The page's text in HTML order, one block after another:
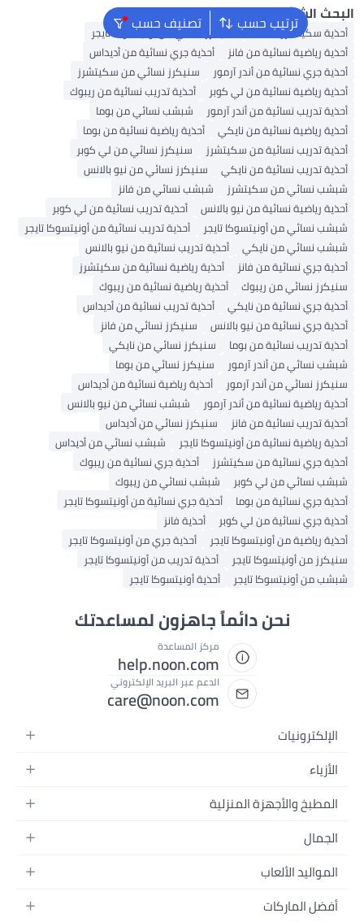
ترتيب حسب تصنيف حسب للنساء
سنيكرز نسائي من أونيتسوكا تايجر
نسائية من فانز
أحذية جري نسائية من أديداس
نسائية من أندر آرمور
سنيكرز نسائي من سكيتشرز
نسائية من لي كوبر
أحذية تدريب نسائية من ريبوك
نسائية من أندر آرمور
شبشب نسائي من بوما
نسائية من نايكي
أحذية رياضية نسائية من بوما
نسائية من سكيتشرز
سنيكرز نسائي من لي كوبر
نسائية من نايكي
سنيكرز نسائي من نيو بالانس
من سكيتشرز
شبشب نسائي من فانز
نسائية من نيو بالانس
أحذية تدريب نسائية من لي كوبر
من أونيتسوكا تايجر
أحذية تدريب نسائية من أونيتسوكا تايجر
من نايكي
أحذية تدريب نسائية من نيو بالانس
نسائية من فانز
أحذية رياضية نسائية من سكيتشرز
نسائي من ريبوك
أحذية رياضية نسائية من ريبوك
نسائية من نايكي
أحذية تدريب نسائية من أديداس
نسائية من نيو بالانس
سنيكرز نسائي من فانز
نسائية من بوما
سنيكرز نسائي من نايكي
من أندر آرمور
سنيكرز نسائي من بوما
من أندر آرمور
أحذية رياضية نسائية من أديداس
نسائية من أندر آرمور
شبشب نسائي من نيو بالانس
نسائية من فانز
سنيكرز نسائي من أديداس
نسائية من أونيتسوكا تايجر
شبشب نسائي من أديداس
نسائية من سكيتشرز
أحذية جري نسائية من ريبوك
من لي كوبر
شبشب نسائي من ريبوك
نسائية من بوما
أحذية جري نسائية من أونيتسوكا تايجر
نسائية من لي كوبر
أحذية فانز
من أونيتسوكا تايجر
أحذية جري من أونيتسوكا تايجر
أونيتسوكا تايجر
أحذية تدريب من أونيتسوكا تايجر
أونيتسوكا تايجر
أحذية أونيتسوكا تايجر
نحن دائماً جاهزون لمساعدتك
مركز المساعدة
help.noon.com
الدعم عبر البريد الإلكتروني
care@noon.com
المتحركة
الكمبيوتر المحمولة
الكمبيوتر المكتبية
الرأس
والصور وتسجيل الفيديو
نسائية
الأطفال
والأجهزة المنزلية
الكبيرة
النوم
بالشعر
الألعاب
والتغذية
الماركات